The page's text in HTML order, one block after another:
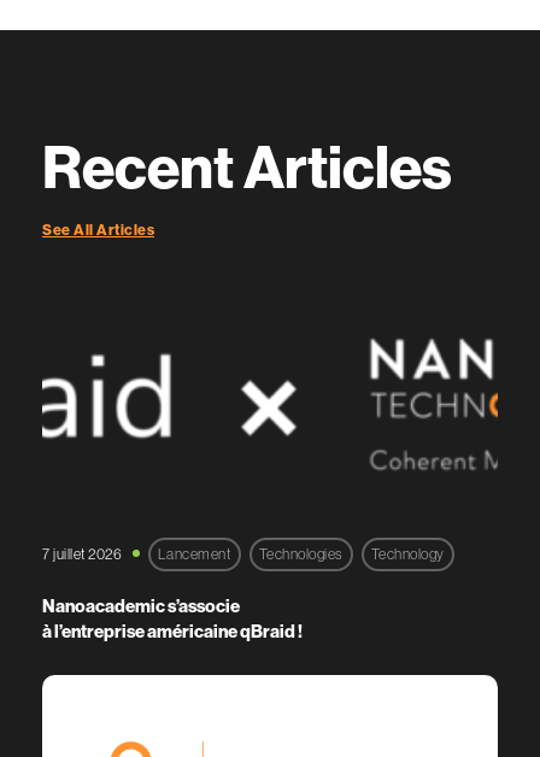
Recent Articles
See All Articles
7 juillet 2026 Lancement Technologies Technology
Nanoacademic s’associe
à l’entreprise américaine qBraid !